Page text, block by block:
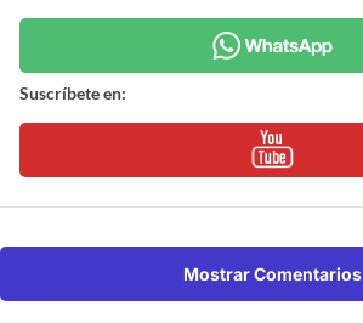
Suscríbete en:
Mostrar Comentarios